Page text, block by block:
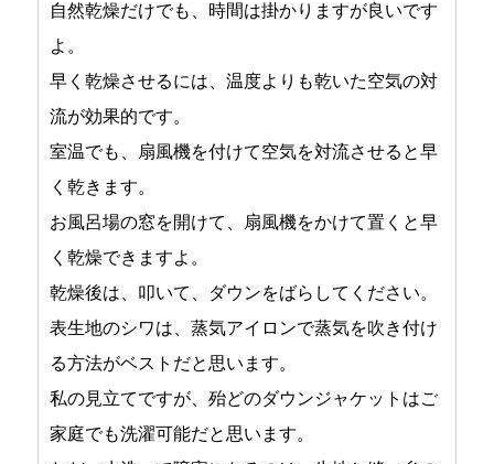
自然乾燥だけでも、時間は掛かりますが良いです
よ。
早く乾燥させるには、温度よりも乾いた空気の対
流が効果的です。
室温でも、扇風機を付けて空気を対流させると早
く乾きます。
お風呂場の窓を開けて、扇風機をかけて置くと早
く乾燥できますよ。
乾燥後は、叩いて、ダウンをばらしてください。
表生地のシワは、蒸気アイロンで蒸気を吹き付け
る方法がベストだと思います。
私の見立てですが、殆どのダウンジャケットはご
家庭でも洗濯可能だと思います。